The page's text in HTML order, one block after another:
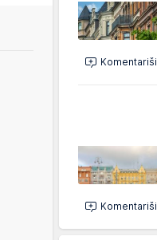
Komentariši
Komentariši